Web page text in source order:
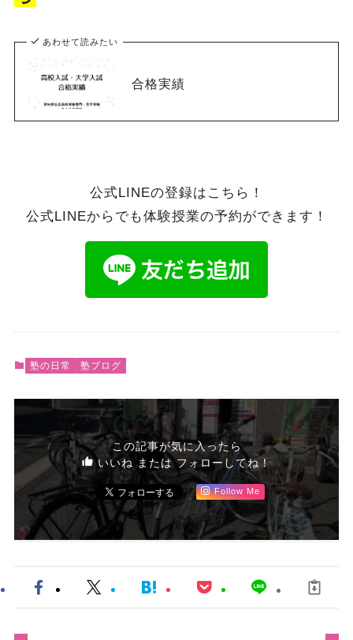
あわせて読みたい
合格実績
公式LINEの登録はこちら！
公式LINEからでも体験授業の予約ができます！
塾の日常 塾ブログ
この記事が気に入ったら
いいね または フォローしてね！
Follow Me